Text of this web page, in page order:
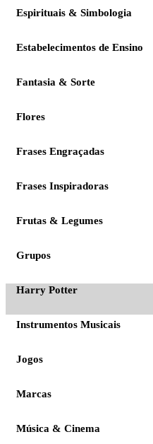
Espirituais & Simbologia
Estabelecimentos de Ensino
Fantasia & Sorte
Flores
Frases Engraçadas
Frases Inspiradoras
Frutas & Legumes
Grupos
Harry Potter
Instrumentos Musicais
Jogos
Marcas
Música & Cinema